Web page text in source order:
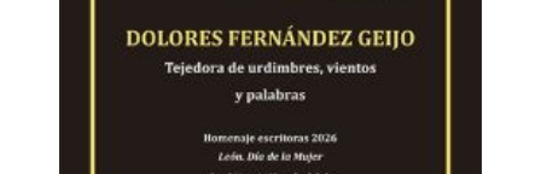
buscan su voz. Margarita Álvarez nos invita a leer con
mirada crítica, pero también con corazón abierto.
Porque en cada palabra late un reflejo de quienes
somos y de quienes aspiramos a ser".